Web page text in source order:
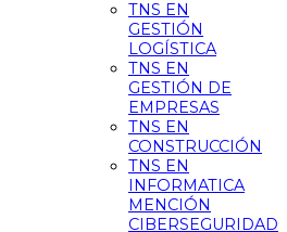
TNS EN
GESTIÓN
LOGÍSTICA
TNS EN
GESTIÓN DE
EMPRESAS
TNS EN
CONSTRUCCIÓN
TNS EN
INFORMATICA
MENCIÓN
CIBERSEGURIDAD